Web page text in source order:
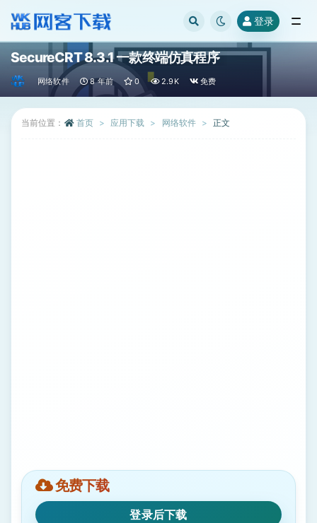
登录
SecureCRT 8.3.1 一款终端仿真程序
网络软件 8 年前 0 2.9K 免费
当前位置： 首页 应用下载 网络软件 正文
免费下载
登录后下载
全部